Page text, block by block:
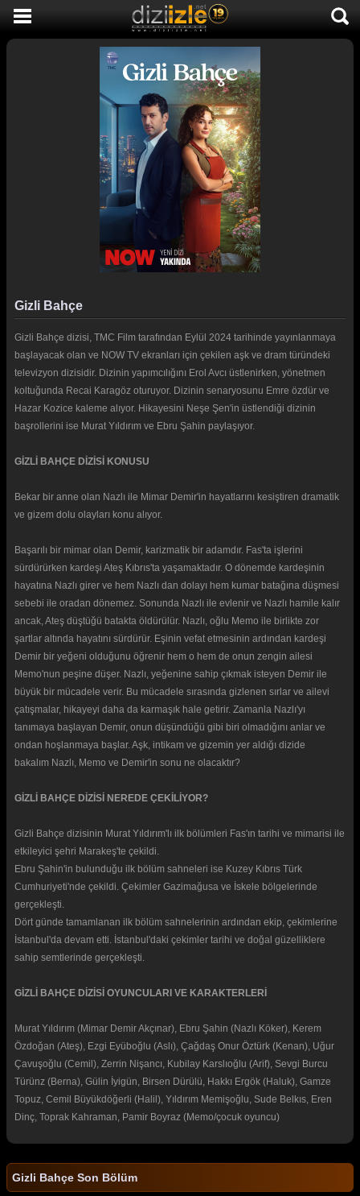
SON EKLENEN DİZİLER
GENÇLİK
DİZİ HABERLERİ
Gizli Bahçe
Gizli Bahçe dizisi, TMC Film tarafından Eylül 2024 tarihinde yayınlanmaya
başlayacak olan ve NOW TV ekranları için çekilen aşk ve dram türündeki
televizyon dizisidir. Dizinin yapımcılığını Erol Avcı üstlenirken, yönetmen
koltuğunda Recai Karagöz oturuyor. Dizinin senaryosunu Emre özdür ve
Hazar Kozice kaleme alıyor. Hikayesini Neşe Şen'in üstlendiği dizinin
başrollerini ise Murat Yıldırım ve Ebru Şahin paylaşıyor.
GİZLİ BAHÇE DİZİSİ KONUSU
Bekar bir anne olan Nazlı ile Mimar Demir'in hayatlarını kesiştiren dramatik
ve gizem dolu olayları konu alıyor.
Başarılı bir mimar olan Demir, karizmatik bir adamdır. Fas'ta işlerini
sürdürürken kardeşi Ateş Kıbrıs'ta yaşamaktadır. O dönemde kardeşinin
hayatına Nazlı girer ve hem Nazlı dan dolayı hem kumar batağına düşmesi
sebebi ile oradan dönemez. Sonunda Nazlı ile evlenir ve Nazlı hamile kalır
ancak, Ateş düştüğü batakta öldürülür. Nazlı, oğlu Memo ile birlikte zor
şartlar altında hayatını sürdürür. Eşinin vefat etmesinin ardından kardeşi
Demir bir yeğeni olduğunu öğrenir hem o hem de onun zengin ailesi
Memo'nun peşine düşer. Nazlı, yeğenine sahip çıkmak isteyen Demir ile
büyük bir mücadele verir. Bu mücadele sırasında gizlenen sırlar ve ailevi
çatışmalar, hikayeyi daha da karmaşık hale getirir. Zamanla Nazlı'yı
tanımaya başlayan Demir, onun düşündüğü gibi biri olmadığını anlar ve
ondan hoşlanmaya başlar. Aşk, intikam ve gizemin yer aldığı dizide
bakalım Nazlı, Memo ve Demir'in sonu ne olacaktır?
GİZLİ BAHÇE DİZİSİ NEREDE ÇEKİLİYOR?
Gizli Bahçe dizisinin Murat Yıldırım'lı ilk bölümleri Fas'ın tarihi ve mimarisi ile
etkileyici şehri Marakeş'te çekildi.
Ebru Şahin'in bulunduğu ilk bölüm sahneleri ise Kuzey Kıbrıs Türk
Cumhuriyeti'nde çekildi. Çekimler Gazimağusa ve İskele bölgelerinde
gerçekleşti.
Dört günde tamamlanan ilk bölüm sahnelerinin ardından ekip, çekimlerine
İstanbul'da devam etti. İstanbul'daki çekimler tarihi ve doğal güzelliklere
sahip semtlerinde gerçekleşti.
GİZLİ BAHÇE DİZİSİ OYUNCULARI VE KARAKTERLERİ
Murat Yıldırım (Mimar Demir Akçınar), Ebru Şahin (Nazlı Köker), Kerem
Özdoğan (Ateş), Ezgi Eyüboğlu (Aslı), Çağdaş Onur Öztürk (Kenan), Uğur
Çavuşoğlu (Cemil), Zerrin Nişancı, Kubilay Karslıoğlu (Arif), Sevgi Burcu
Türünz (Berna), Gülin İyigün, Birsen Dürülü, Hakkı Ergök (Haluk), Gamze
Topuz, Cemil Büyükdöğerli (Halil), Yıldırım Memişoğlu, Sude Belkıs, Eren
Dinç, Toprak Kahraman, Pamir Boyraz (Memo/çocuk oyuncu)
Gizli Bahçe Son Bölüm